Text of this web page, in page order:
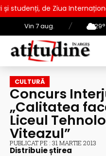
Vin 7 aug. / 29°
Ziua Internațională a
CULTURĂ
Concurs
„Calitatea
Liceul
Viteazul”
PUBLICAT PE : 31 MARTIE 2013
Distribuie știrea